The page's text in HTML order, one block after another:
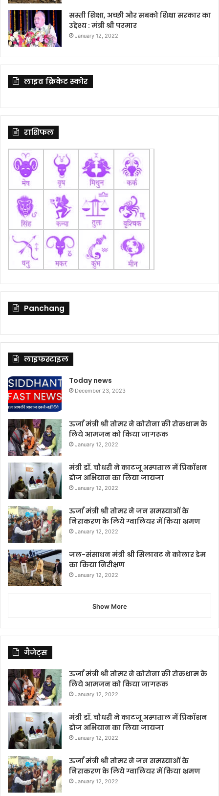
सस्ती शिक्षा, अच्छी और सबको शिक्षा सरकार का
उद्देश्य : मंत्री श्री परमार
January 12, 2022
लाइव क्रिकेट स्कोर
राशिफल
Panchang
लाइफस्टाइल
Today news
December 23, 2023
ऊर्जा मंत्री श्री तोमर ने कोरोना की रोकथाम के
लिये आमजन को किया जागरूक
January 12, 2022
मंत्री डॉ. चौधरी ने काटजू अस्पताल में प्रिकॉशन
डोज अभियान का लिया जायजा
January 12, 2022
ऊर्जा मंत्री श्री तोमर ने जन समस्याओं के
निराकरण के लिये ग्वालियर में किया भ्रमण
January 12, 2022
जल-संसाधन मंत्री श्री सिलावट ने कोलार डेम
का किया निरीक्षण
January 12, 2022
Show More
गैजेट्स
ऊर्जा मंत्री श्री तोमर ने कोरोना की रोकथाम के
लिये आमजन को किया जागरूक
January 12, 2022
मंत्री डॉ. चौधरी ने काटजू अस्पताल में प्रिकॉशन
डोज अभियान का लिया जायजा
January 12, 2022
ऊर्जा मंत्री श्री तोमर ने जन समस्याओं के
निराकरण के लिये ग्वालियर में किया भ्रमण
January 12, 2022